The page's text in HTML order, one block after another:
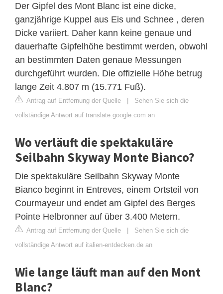
Der Gipfel des Mont Blanc ist eine dicke,
ganzjährige Kuppel aus Eis und Schnee , deren
Dicke variiert. Daher kann keine genaue und
dauerhafte Gipfelhöhe bestimmt werden, obwohl
an bestimmten Daten genaue Messungen
durchgeführt wurden. Die offizielle Höhe betrug
lange Zeit 4.807 m (15.771 Fuß).
Antrag auf Entfernung der Quelle | Sehen Sie sich die
vollständige Antwort auf translate.google.com an
Wo verläuft die spektakuläre
Seilbahn Skyway Monte Bianco?
Die spektakuläre Seilbahn Skyway Monte
Bianco beginnt in Entreves, einem Ortsteil von
Courmayeur und endet am Gipfel des Berges
Pointe Helbronner auf über 3.400 Metern.
Antrag auf Entfernung der Quelle | Sehen Sie sich die
vollständige Antwort auf italien-entdecken.de an
Wie lange läuft man auf den Mont
Blanc?